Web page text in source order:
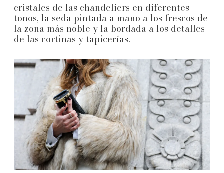
cristales de las chandeliers en diferentes
tonos, la seda pintada a mano a los frescos de
la zona más noble y la bordada a los detalles
de las cortinas y tapicerías.